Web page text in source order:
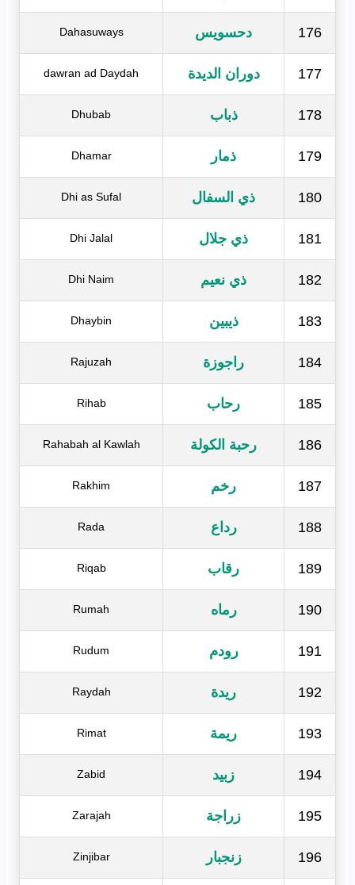
176 دحسويس Dahasuways
177 دوران الديدة dawran ad Daydah
178 ذباب Dhubab
179 ذمار Dhamar
180 ذي السفال Dhi as Sufal
181 ذي جلال Dhi Jalal
182 ذي نعيم Dhi Naim
183 ذيبين Dhaybin
184 راجوزة Rajuzah
185 رحاب Rihab
186 رحبة الكولة Rahabah al Kawlah
187 رخم Rakhim
188 رداع Rada
189 رقاب Riqab
190 رماه Rumah
191 رودم Rudum
192 ريدة Raydah
193 ريمة Rimat
194 زبيد Zabid
195 زراجة Zarajah
196 زنجبار Zinjibar